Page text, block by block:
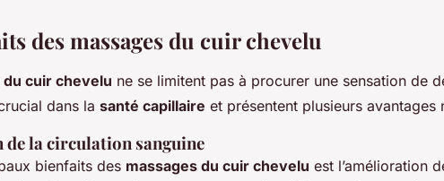
des massages du cuir chevelu
du cuir chevelu ne se limitent pas à procurer une sensation de
dans la santé capillaire et présentent plusieurs avantages
la circulation sanguine
bienfaits des massages du cuir chevelu est l’amélioration